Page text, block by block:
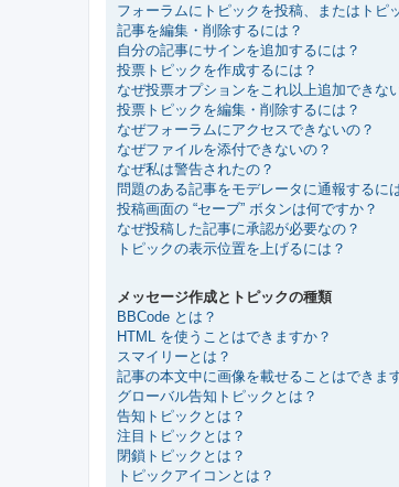
フォーラムにトピックを投稿、またはトピ
記事を編集・削除するには？
自分の記事にサインを追加するには？
投票トピックを作成するには？
なぜ投票オプションをこれ以上追加できな
投票トピックを編集・削除するには？
なぜフォーラムにアクセスできないの？
なぜファイルを添付できないの？
なぜ私は警告されたの？
問題のある記事をモデレータに通報するに
投稿画面の “セーブ” ボタンは何ですか？
なぜ投稿した記事に承認が必要なの？
トピックの表示位置を上げるには？
メッセージ作成とトピックの種類
BBCode とは？
HTML を使うことはできますか？
スマイリーとは？
記事の本文中に画像を載せることはできま
グローバル告知トピックとは？
告知トピックとは？
注目トピックとは？
閉鎖トピックとは？
トピックアイコンとは？